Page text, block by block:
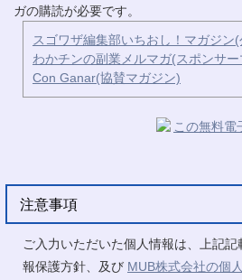
ガの購読が必要です。
スゴワザ編集部いちおし！マガジン
わかチンの副業メルマガ(スポンサ
Con Ganar(協賛マガジン)
注意事項
ご入力いただいた個人情報は、上記
報保護方針、及び MUB株式会社の個